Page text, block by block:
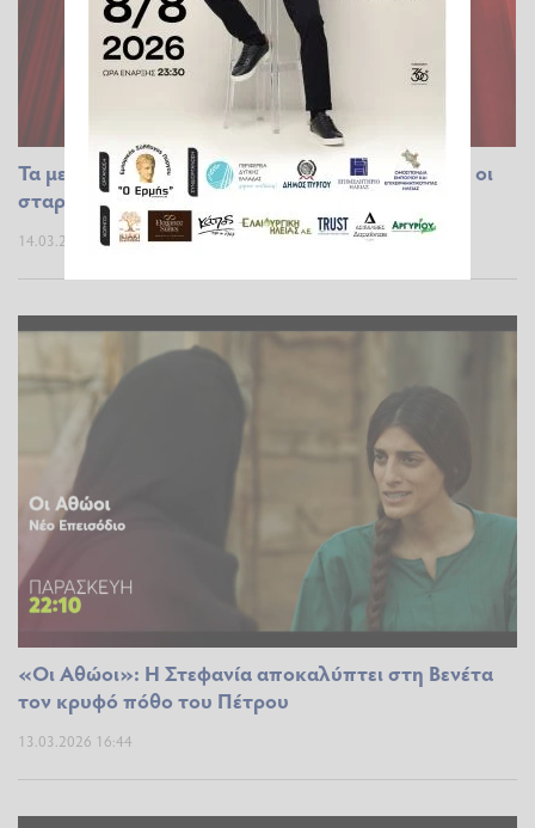
Τα μεγαλύτερα ρεκόρ των Όσκαρ: Οι ταινίες και οι
σταρ που έγραψαν ιστορία στο Χόλιγουντ
14.03.2026 20:48
«Οι Αθώοι»: Η Στεφανία αποκαλύπτει στη Βενέτα
τον κρυφό πόθο του Πέτρου
13.03.2026 16:44